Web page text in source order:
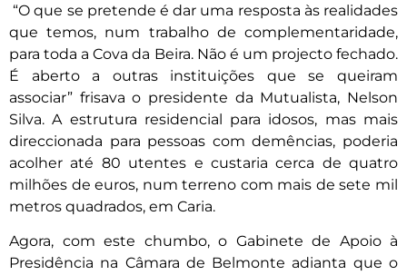
“O que se pretende é dar uma resposta às realidades
que temos, num trabalho de complementaridade,
para toda a Cova da Beira. Não é um projecto fechado.
É aberto a outras instituições que se queiram
associar” frisava o presidente da Mutualista, Nelson
Silva. A estrutura residencial para idosos, mas mais
direccionada para pessoas com demências, poderia
acolher até 80 utentes e custaria cerca de quatro
milhões de euros, num terreno com mais de sete mil
metros quadrados, em Caria.
Agora, com este chumbo, o Gabinete de Apoio à
Presidência na Câmara de Belmonte adianta que o